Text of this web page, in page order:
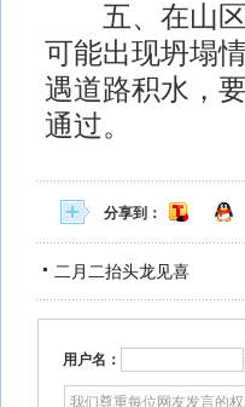
五、在山区
可能出现坍塌
遇道路积水，
通过。
分享到：
二月二抬头龙见喜
用户名：